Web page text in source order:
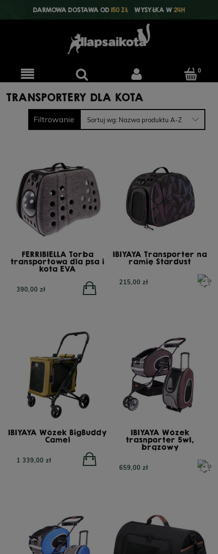
DARMOWA DOSTAWA OD150 ZŁ WYSYŁKA W24H
TRANSPORTERY DLA KOTA
Filtrowanie Sortuj wg: Nazwa produktu A-Z
FERRIBIELLA Torba
transportowa dla psa i
kota EVA
390,00 zł
IBIYAYA Transporter na
ramię Stardust
215,00 zł
IBIYAYA Wózek BigBuddy
Camel
1 339,00 zł
IBIYAYA Wózek
trasnporter 5w1,
brązowy
659,00 zł